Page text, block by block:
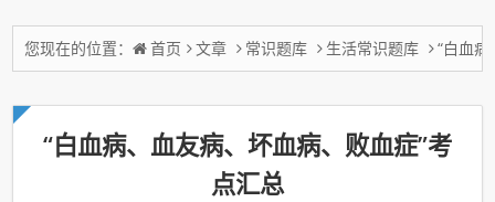
您现在的位置： 首页 文章 常识题库 生活常识题库 “白血
“白血病、血友病、坏血病、败血症”考
点汇总